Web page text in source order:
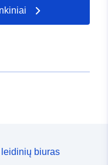
biuras